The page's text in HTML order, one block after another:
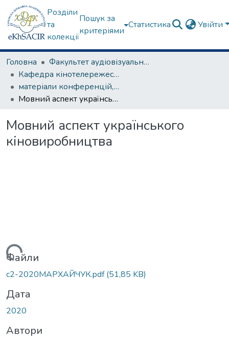
Розділи
та
колекції
Пошук за
критеріями
Статистика Увійти
Головна
Факультет аудіовізуального мистецтва
Кафедра кінотелережесури та сценарної майстерності
матеріали конференцій, семінарів, круглих столів та ін.
Мовний аспект українського кіновиробництва
Мовний аспект українського
кіновиробництва
Вантажиться...
Файли
c2-2020МАРХАЙЧУК.pdf(51,85 KB)
Дата
2020
Автори